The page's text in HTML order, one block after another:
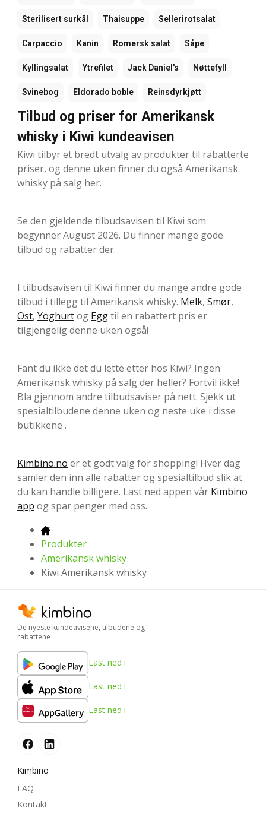
Sterilisert surkål Thaisuppe Sellerirotsalat
Carpaccio Kanin Romersk salat Såpe
Kyllingsalat Ytrefilet Jack Daniel's Nøttefyll
Svinebog Eldorado boble Reinsdyrkjøtt
Tilbud og priser for Amerikansk
whisky i Kiwi kundeavisen
Kiwi tilbyr et bredt utvalg av produkter til rabatterte
priser, og denne uken finner du også Amerikansk
whisky på salg her.
Se den gjeldende tilbudsavisen til Kiwi som
begynner August 2026. Du finner mange gode
tilbud og rabatter der.
I tilbudsavisen til Kiwi finner du mange andre gode
tilbud i tillegg til Amerikansk whisky. Melk, Smør,
Ost, Yoghurtog Eggtil en rabattert pris er
tilgjengelig denne uken også!
Fant du ikke det du lette etter hos Kiwi? Ingen
Amerikansk whisky på salg der heller? Fortvil ikke!
Bla gjennom andre tilbudsaviser på nett. Sjekk ut
spesialtilbudene denne uken og neste uke i disse
butikkene .
Kimbino.no er et godt valg for shopping! Hver dag
samler den inn alle rabatter og spesialtilbud slik at
du kan handle billigere. Last ned appen vår Kimbino
app og spar penger med oss.
Produkter
Amerikansk whisky
Kiwi Amerikansk whisky
De nyeste kundeavisene, tilbudene og
rabattene
Last ned i
Last ned i
Last ned i
Kimbino
FAQ
Kontakt